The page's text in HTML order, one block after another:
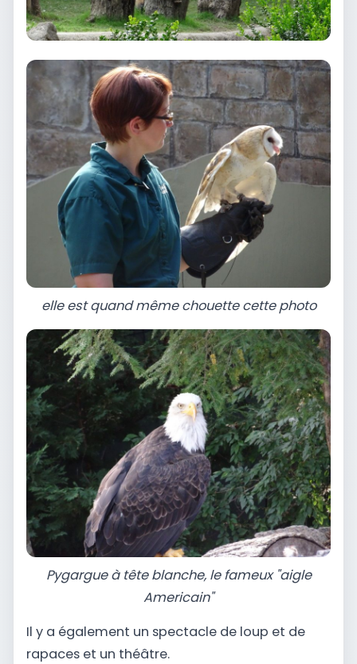
elle est quand même chouette cette photo
Pygargue à tête blanche, le fameux "aigle
Americain"
Il y a également un spectacle de loup et de
rapaces et un théâtre.